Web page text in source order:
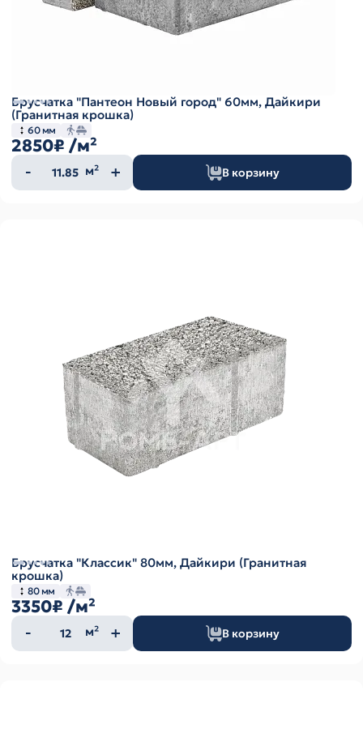
Брусчатка "Пантеон Новый город" 60мм, Дайкири
(Гранитная крошка)
60 мм
2850₽ /м²
Количество
товара
м² В корзину
Брусчатка "Классик" 80мм, Дайкири (Гранитная
крошка)
80 мм
3350₽ /м²
Количество
товара
м² В корзину